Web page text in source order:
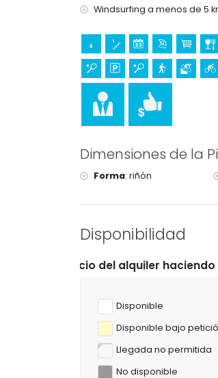
bar, paseo marítimo (Las
Lugares de interés y
museo (Histórico de
(Pueblo de Denia), edificio
de 5 kilómetros del
ruinas (Molinos de Viento
Deportes
senderismo, ciclismo de
golf (Club de Golf La Sella,
Windsurfing a menos de 5
Dimensiones de la
Forma: riñón
Disponibilidad
haciendo clic en las fechas
Disponible
Disponible bajo
Llegada no permitida
No disponible